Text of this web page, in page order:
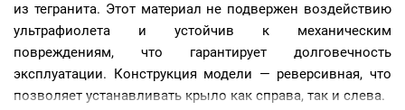
из тегранита. Этот материал не подвержен воздействию
ультрафиолета и устойчив к механическим
повреждениям, что гарантирует долговечность
эксплуатации. Конструкция модели — реверсивная, что
позволяет устанавливать крыло как справа, так и слева.